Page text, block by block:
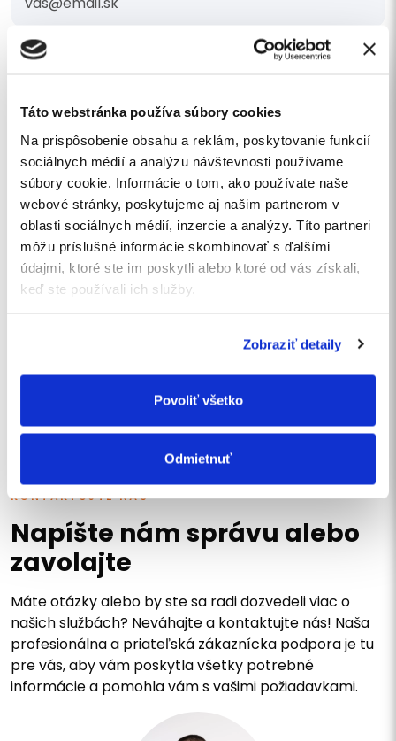
Táto webstránka používa súbory cookies
Na prispôsobenie obsahu a reklám, poskytovanie funkcií
sociálnych médií a analýzu návštevnosti používame
súbory cookie. Informácie o tom, ako používate naše
webové stránky, poskytujeme aj našim partnerom v
oblasti sociálnych médií, inzercie a analýzy. Títo partneri
môžu príslušné informácie skombinovať s ďalšími
údajmi, ktoré ste im poskytli alebo ktoré od vás získali,
keď ste používali ich služby.
Zobraziť detaily
Povoliť všetko
Odmietnuť
Telefónne číslo
Mám záujem o cenovú ponuku
Vaša správa
spracovaním osobných údajov.
ODOSLAŤ
KONTAKTUJTE NÁS
Napíšte nám správu alebo
zavolajte
Máte otázky alebo by ste sa radi dozvedeli viac o
našich službách? Neváhajte a kontaktujte nás! Naša
profesionálna a priateľská zákaznícka podpora je tu
pre vás, aby vám poskytla všetky potrebné
informácie a pomohla vám s vašimi požiadavkami.